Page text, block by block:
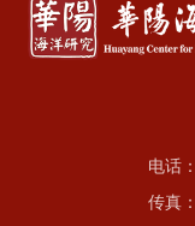
电话
传真